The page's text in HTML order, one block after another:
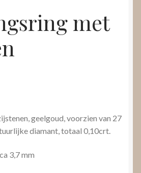
met
geelgoud, voorzien van 27
diamant, totaal 0,10crt.
3,7 mm